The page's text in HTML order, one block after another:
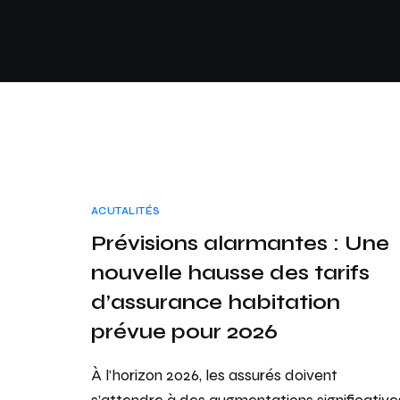
ACUTALITÉS
Prévisions alarmantes : Une
nouvelle hausse des tarifs
d’assurance habitation
prévue pour 2026
À l’horizon 2026, les assurés doivent